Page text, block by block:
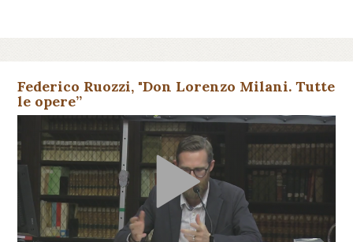
Federico Ruozzi, "Don Lorenzo Milani. Tutte
le opere”